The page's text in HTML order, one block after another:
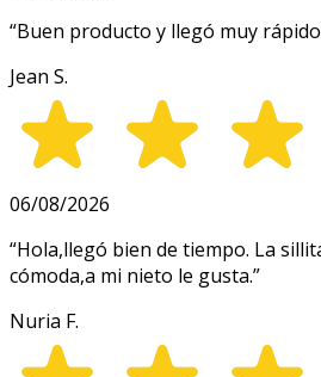
“Buen producto y llegó muy rápido
Jean S.
06/08/2026
“Hola,llegó bien de tiempo. La
cómoda,a mi nieto le gusta.”
Nuria F.